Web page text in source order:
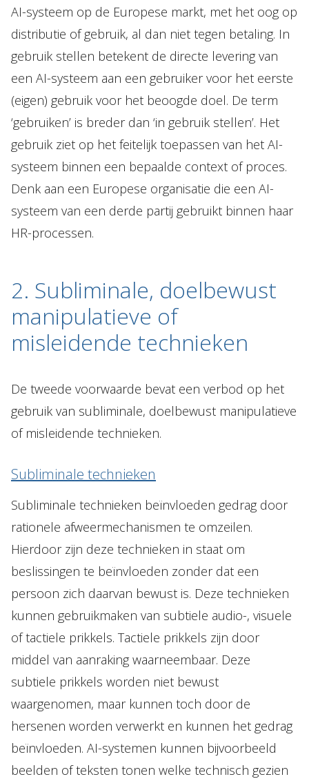
AI-systeem op de Europese markt, met het oog op
distributie of gebruik, al dan niet tegen betaling. In
gebruik stellen betekent de directe levering van
een AI-systeem aan een gebruiker voor het eerste
(eigen) gebruik voor het beoogde doel. De term
‘gebruiken’ is breder dan ‘in gebruik stellen’. Het
gebruik ziet op het feitelijk toepassen van het AI-
systeem binnen een bepaalde context of proces.
Denk aan een Europese organisatie die een AI-
systeem van een derde partij gebruikt binnen haar
HR-processen.
2. Subliminale, doelbewust
manipulatieve of
misleidende technieken
De tweede voorwaarde bevat een verbod op het
gebruik van subliminale, doelbewust manipulatieve
of misleidende technieken.
Subliminale technieken
Subliminale technieken beïnvloeden gedrag door
rationele afweermechanismen te omzeilen.
Hierdoor zijn deze technieken in staat om
beslissingen te beïnvloeden zonder dat een
persoon zich daarvan bewust is. Deze technieken
kunnen gebruikmaken van subtiele audio-, visuele
of tactiele prikkels. Tactiele prikkels zijn door
middel van aanraking waarneembaar. Deze
subtiele prikkels worden niet bewust
waargenomen, maar kunnen toch door de
hersenen worden verwerkt en kunnen het gedrag
beïnvloeden. AI-systemen kunnen bijvoorbeeld
beelden of teksten tonen welke technisch gezien